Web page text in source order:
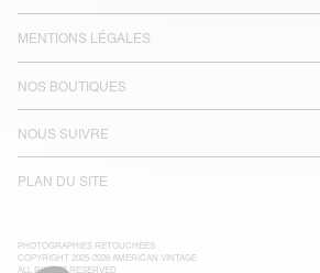
MENTIONS LÉGALES
NOS BOUTIQUES
NOUS SUIVRE
PLAN DU SITE
PHOTOGRAPHIES RETOUCHÉES
COPYRIGHT 2025-2026 AMERICAN VINTAGE
ALL RIGHTS RESERVED